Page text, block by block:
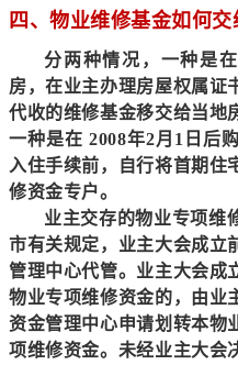
四、物业维修基金如何交
分两种情况，一种是
房，在业主办理房屋权属证
代收的维修基金移交给当地
一种是在 2008年2月1日后
入住手续前，自行将首期住
修资金专户。
业主交存的物业专项维
市有关规定，业主大会成立
管理中心代管。业主大会成
物业专项维修资金的，由业
资金管理中心申请划转本物
项维修资金。未经业主大会